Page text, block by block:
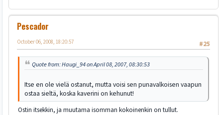
Pescador
#25
October 06, 2008, 18:20:57
Quote from: Haugi_94 on April 08, 2007, 08:30:53
Itse en ole vielä ostanut, mutta voisi sen punavalkoisen vaapun
ostaa sieltä, koska kaverini on kehunut!
Ostin itsekkin, ja muutama isomman kokoinenkin on tullut.